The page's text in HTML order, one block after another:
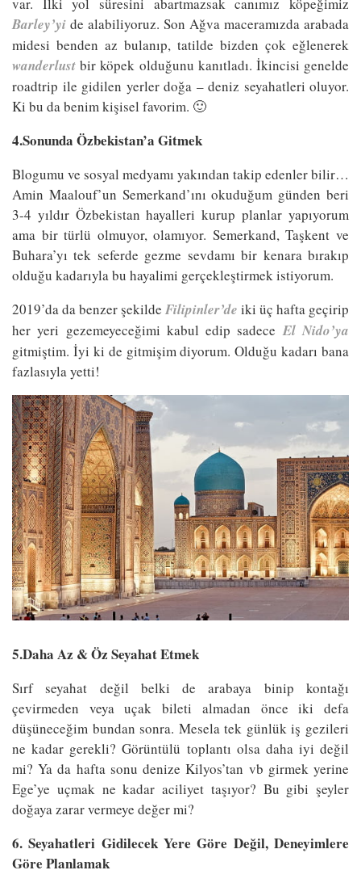
var. İlki yol süresini abartmazsak canımız köpeğimiz
Barley’yi de alabiliyoruz. Son Ağva maceramızda arabada
midesi benden az bulanıp, tatilde bizden çok eğlenerek
wanderlust bir köpek olduğunu kanıtladı. İkincisi genelde
roadtrip ile gidilen yerler doğa – deniz seyahatleri oluyor.
Ki bu da benim kişisel favorim. 🙂
4.Sonunda Özbekistan’a Gitmek
Blogumu ve sosyal medyamı yakından takip edenler bilir…
Amin Maalouf’un Semerkand’ını okuduğum günden beri
3-4 yıldır Özbekistan hayalleri kurup planlar yapıyorum
ama bir türlü olmuyor, olamıyor. Semerkand, Taşkent ve
Buhara’yı tek seferde gezme sevdamı bir kenara bırakıp
olduğu kadarıyla bu hayalimi gerçekleştirmek istiyorum.
2019’da da benzer şekilde Filipinler’de iki üç hafta geçirip
her yeri gezemeyeceğimi kabul edip sadeceEl Nido’ya
gitmiştim. İyi ki de gitmişim diyorum. Olduğu kadarı bana
fazlasıyla yetti!
5.Daha Az & Öz Seyahat Etmek
Sırf seyahat değil belki de arabaya binip kontağı
çevirmeden veya uçak bileti almadan önce iki defa
düşüneceğim bundan sonra. Mesela tek günlük iş gezileri
ne kadar gerekli? Görüntülü toplantı olsa daha iyi değil
mi? Ya da hafta sonu denize Kilyos’tan vb girmek yerine
Ege’ye uçmak ne kadar aciliyet taşıyor? Bu gibi şeyler
doğaya zarar vermeye değer mi?
6. Seyahatleri Gidilecek Yere Göre Değil, Deneyimlere
Göre Planlamak